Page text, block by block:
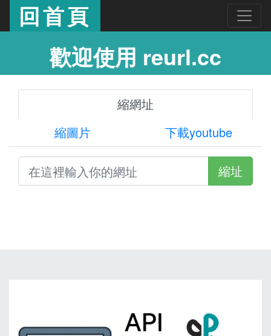
回首頁
歡迎使用 reurl.cc
縮網址
縮圖片
下載youtube
縮址